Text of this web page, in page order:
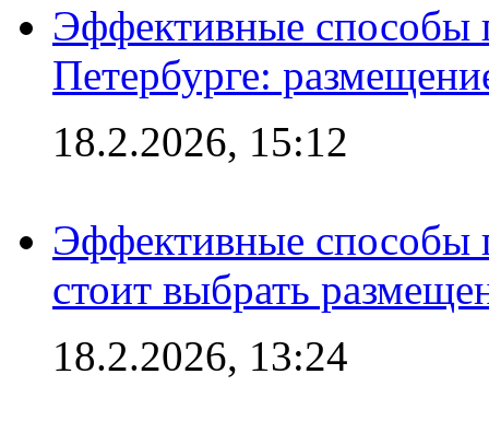
Эффективные способы
Петербурге:
18.2.2026, 15:12
Эффективные способы
стоит выбрать
18.2.2026, 13:24